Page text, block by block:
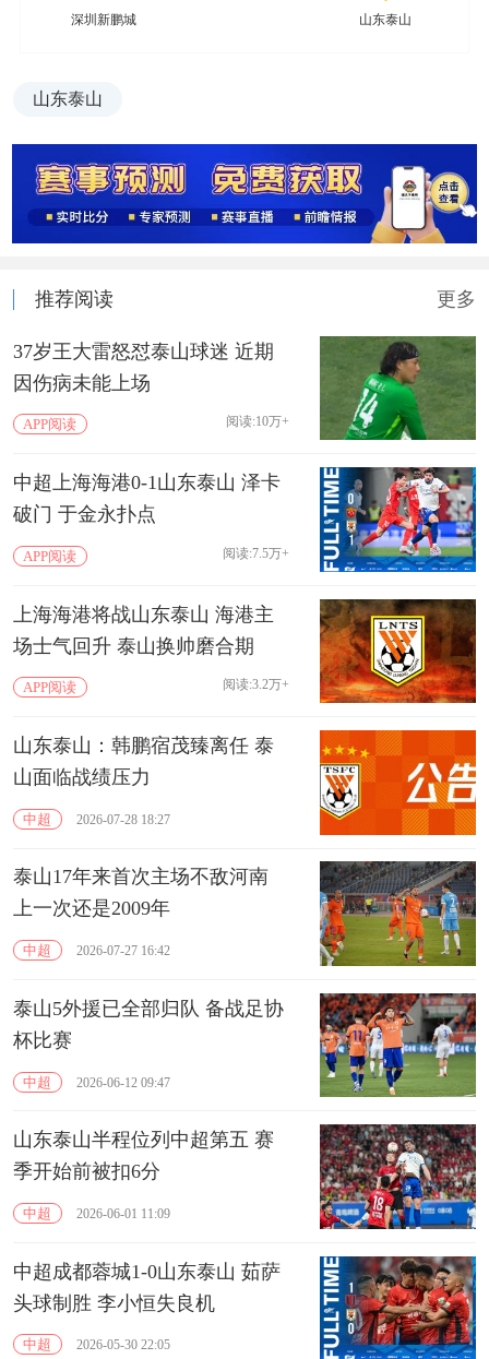
深圳新鹏城
山东泰山
山东泰山
推荐阅读 更多
37岁王大雷怒怼泰山球迷 近期
因伤病未能上场
APP阅读 阅读:10万+
中超上海海港0-1山东泰山 泽卡
破门 于金永扑点
APP阅读 阅读:7.5万+
上海海港将战山东泰山 海港主
场士气回升 泰山换帅磨合期
APP阅读 阅读:3.2万+
山东泰山：韩鹏宿茂臻离任 泰
山面临战绩压力
中超 2026-07-28 18:27
泰山17年来首次主场不敌河南
上一次还是2009年
中超 2026-07-27 16:42
泰山5外援已全部归队 备战足协
杯比赛
中超 2026-06-12 09:47
山东泰山半程位列中超第五 赛
季开始前被扣6分
中超 2026-06-01 11:09
中超成都蓉城1-0山东泰山 茹萨
头球制胜 李小恒失良机
中超 2026-05-30 22:05